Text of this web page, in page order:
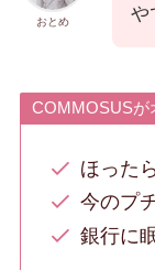
おとめ
や
COMMOSUSが
ほった
今のプ
銀行に